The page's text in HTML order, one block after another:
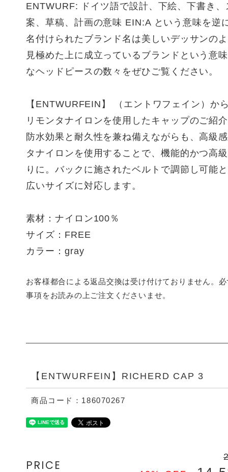
ENTWURF: ドイツ語で設計、下絵、下書き
案、草稿、計画の意味 EIN:A という意味を逆
名付けられたブランド名は美しいデッサンの
見極めた上に成立っているブランドという意
なヘッドピースの数々をぜひご覧ください。
【ENTWURFEIN】 （エントワフェイン）か
リモンタナイロンを使用したキャップのご紹
防⽔効果と耐久性を兼ね備えながらも、⾼級
タナイロンを使⽤することで、機能的かつ⾼
りに。バックに施されたベルトで調節し可能
広いサイズに対応します。
素材：ナイロン100％
サイズ：FREE
カラー：gray
お客様都合による返品交換は受け付けておりません。
事項をお読みの上ご注文くださいませ。
【ENTWURFEIN】RICHERD CAP 3
商品コード：186070267
PRICE